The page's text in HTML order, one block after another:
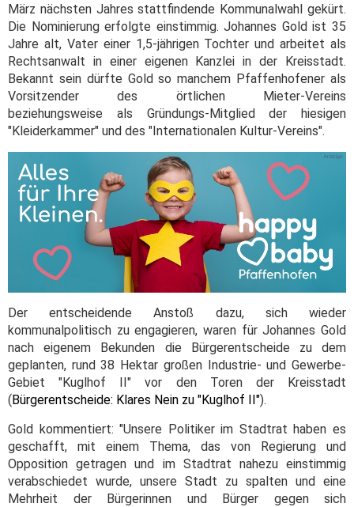
März nächsten Jahres stattfindende Kommunalwahl gekürt.
Die Nominierung erfolgte einstimmig. Johannes Gold ist 35
Jahre alt, Vater einer 1,5-jährigen Tochter und arbeitet als
Rechtsanwalt in einer eigenen Kanzlei in der Kreisstadt.
Bekannt sein dürfte Gold so manchem Pfaffenhofener als
Vorsitzender des örtlichen Mieter-Vereins
beziehungsweise als Gründungs-Mitglied der hiesigen
"Kleiderkammer" und des "Internationalen Kultur-Vereins".
Der entscheidende Anstoß dazu, sich wieder
kommunalpolitisch zu engagieren, waren für Johannes Gold
nach eigenem Bekunden die Bürgerentscheide zu dem
geplanten, rund 38 Hektar großen Industrie- und Gewerbe-
Gebiet "Kuglhof II" vor den Toren der Kreisstadt
(Bürgerentscheide: Klares Nein zu "Kuglhof II").
Gold kommentiert: "Unsere Politiker im Stadtrat haben es
geschafft, mit einem Thema, das von Regierung und
Opposition getragen und im Stadtrat nahezu einstimmig
verabschiedet wurde, unsere Stadt zu spalten und eine
Mehrheit der Bürgerinnen und Bürger gegen sich